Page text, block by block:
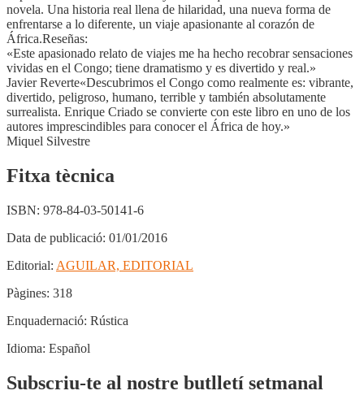
novela. Una historia real llena de hilaridad, una nueva forma de
enfrentarse a lo diferente, un viaje apasionante al corazón de
África.Reseñas:
«Este apasionado relato de viajes me ha hecho recobrar sensaciones
vividas en el Congo; tiene dramatismo y es divertido y real.»
Javier Reverte«Descubrimos el Congo como realmente es: vibrante,
divertido, peligroso, humano, terrible y también absolutamente
surrealista. Enrique Criado se convierte con este libro en uno de los
autores imprescindibles para conocer el África de hoy.»
Miquel Silvestre
Fitxa tècnica
ISBN: 978-84-03-50141-6
Data de publicació: 01/01/2016
Editorial: AGUILAR, EDITORIAL
Pàgines: 318
Enquadernació: Rústica
Idioma: Español
Subscriu-te al nostre butlletí setmanal